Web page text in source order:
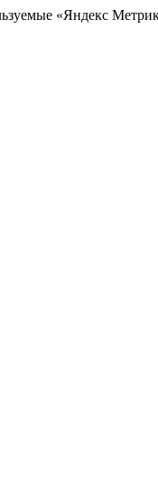
«Яндекс